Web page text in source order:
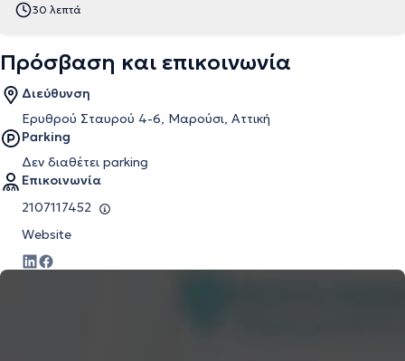
30 λεπτά
Πρόσβαση και επικοινωνία
Διεύθυνση
Ερυθρού Σταυρού 4-6, Μαρούσι, Αττική
Parking
Δεν διαθέτει parking
Επικοινωνία
2107117452
Website